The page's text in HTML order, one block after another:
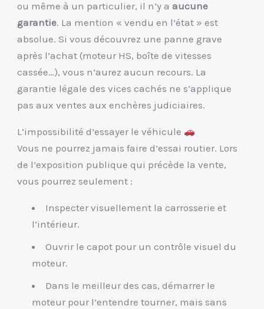
ou même à un particulier, il n’y aaucune
garantie. La mention « vendu en l’état » est
absolue. Si vous découvrez une panne grave
après l’achat (moteur HS, boîte de vitesses
cassée…), vous n’aurez aucun recours. La
garantie légale des vices cachés ne s’applique
pas aux ventes aux enchères judiciaires.
L’impossibilité d’essayer le véhicule
Vous ne pourrez jamais faire d’essai routier. Lors
de l’exposition publique qui précède la vente,
vous pourrez seulement :
Inspecter visuellement la carrosserie et
l’intérieur.
Ouvrir le capot pour un contrôle visuel du
moteur.
Dans le meilleur des cas, démarrer le
moteur pour l’entendre tourner, mais sans